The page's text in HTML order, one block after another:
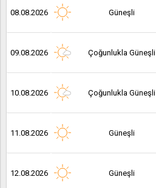
08.08.2026 Güneşli
09.08.2026 Çoğunlukla Güneşli
10.08.2026 Çoğunlukla Güneşli
11.08.2026 Güneşli
12.08.2026 Güneşli